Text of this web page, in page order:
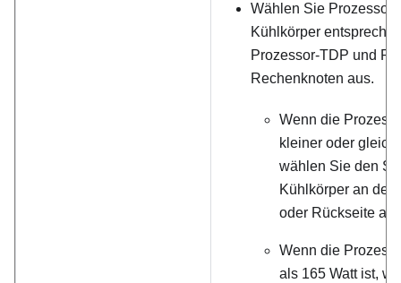
Wählen Sie Prozessor
Kühlkörper
Prozessor-TDP und
Rechenknoten aus.
Wenn die
kleiner oder gleich
wählen Sie den
Kühlkörper an der
oder Rückseite
Wenn die
als 165 Watt ist,